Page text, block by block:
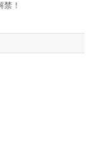
！